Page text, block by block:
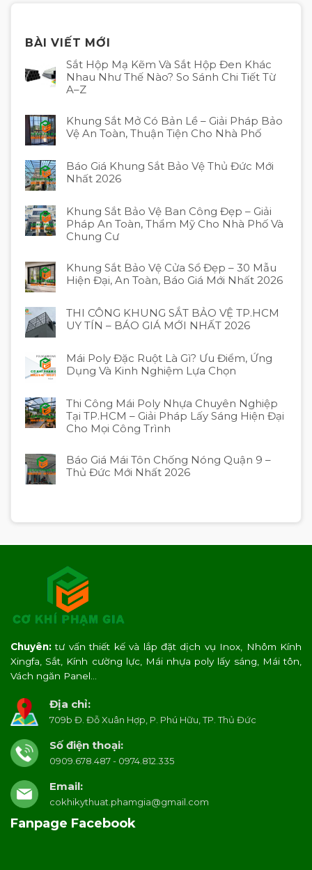
BÀI VIẾT MỚI
Sắt Hộp Mạ Kẽm Và Sắt Hộp Đen Khác
Nhau Như Thế Nào? So Sánh Chi Tiết Từ
A–Z
Khung Sắt Mở Có Bản Lề – Giải Pháp Bảo
Vệ An Toàn, Thuận Tiện Cho Nhà Phố
Báo Giá Khung Sắt Bảo Vệ Thủ Đức Mới
Nhất 2026
Khung Sắt Bảo Vệ Ban Công Đẹp – Giải
Pháp An Toàn, Thẩm Mỹ Cho Nhà Phố Và
Chung Cư
Khung Sắt Bảo Vệ Cửa Sổ Đẹp – 30 Mẫu
Hiện Đại, An Toàn, Báo Giá Mới Nhất 2026
THI CÔNG KHUNG SẮT BẢO VỆ TP.HCM
UY TÍN – BÁO GIÁ MỚI NHẤT 2026
Mái Poly Đặc Ruột Là Gì? Ưu Điểm, Ứng
Dụng Và Kinh Nghiệm Lựa Chọn
Thi Công Mái Poly Nhựa Chuyên Nghiệp
Tại TP.HCM – Giải Pháp Lấy Sáng Hiện Đại
Cho Mọi Công Trình
Báo Giá Mái Tôn Chống Nóng Quận 9 –
Thủ Đức Mới Nhất 2026
Chuyên:tư vấn thiết kế và lắp đặt dịch vụ Inox, Nhôm Kính
Xingfa, Sắt, Kính cường lực, Mái nhựa poly lấy sáng, Mái tôn,
Vách ngăn Panel…
Địa chỉ:
709b Đ. Đỗ Xuân Hợp, P. Phú Hữu, TP. Thủ Đức
Số điện thoại:
0909.678.487 - 0974.812.335
Email:
cokhikythuat.phamgia@gmail.com
Fanpage Facebook